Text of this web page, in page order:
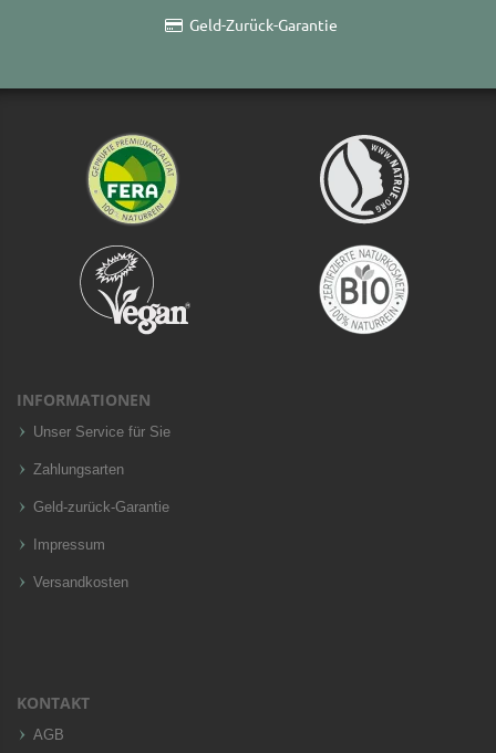
Geld-Zurück-Garantie
INFORMATIONEN
Unser Service für Sie
Zahlungsarten
Geld-zurück-Garantie
Impressum
Versandkosten
KONTAKT
AGB